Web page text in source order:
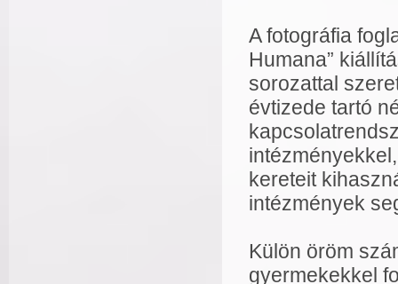
A fotográfia
Humana”
sorozattal
évtizede tartó
kereteit
intézmények
Külön öröm
gyermekekkel